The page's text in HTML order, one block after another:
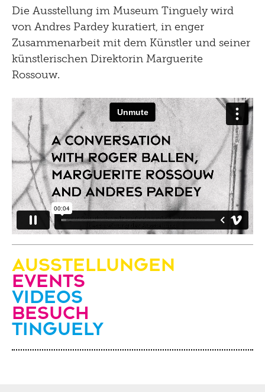
Die Ausstellung im Museum Tinguely wird
von Andres Pardey kuratiert, in enger
Zusammenarbeit mit dem Künstler und seiner
künstlerischen Direktorin Marguerite
Rossouw.
Ausstellungen
Events
Videos
Besuch
Tinguely